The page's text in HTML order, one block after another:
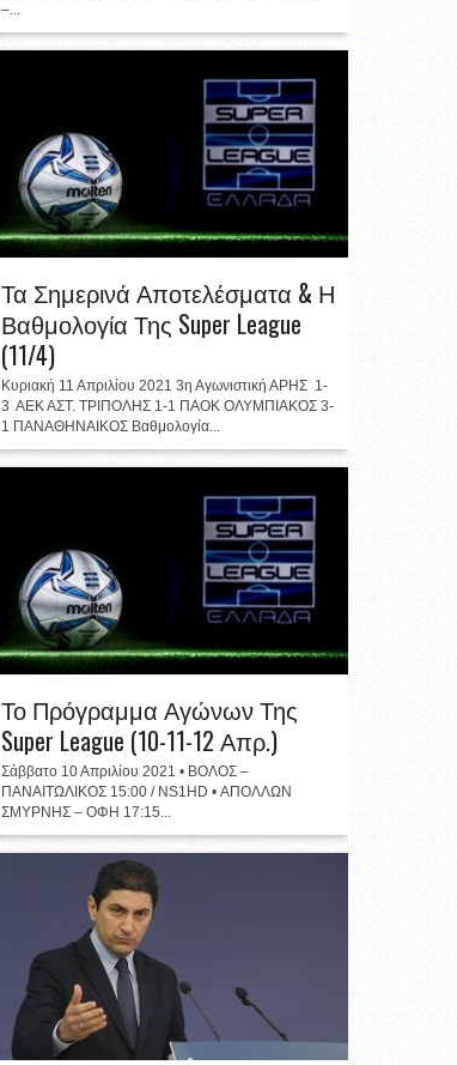
–...
Τα Σημερινά Αποτελέσματα & Η
Βαθμολογία Της Super League
(11/4)
Κυριακή 11 Απριλίου 2021 3η Αγωνιστική ΑΡΗΣ 1-
3 ΑΕΚ ΑΣΤ. ΤΡΙΠΟΛΗΣ 1-1 ΠΑΟΚ ΟΛΥΜΠΙΑΚΟΣ 3-
1 ΠΑΝΑΘΗΝΑΙΚΟΣ Βαθμολογία...
Το Πρόγραμμα Αγώνων Της
Super League (10-11-12 Απρ.)
Σάββατο 10 Απριλίου 2021 • ΒΟΛΟΣ –
ΠΑΝΑΙΤΩΛΙΚΟΣ 15:00 / NS1HD • ΑΠΟΛΛΩΝ
ΣΜΥΡΝΗΣ – ΟΦΗ 17:15...